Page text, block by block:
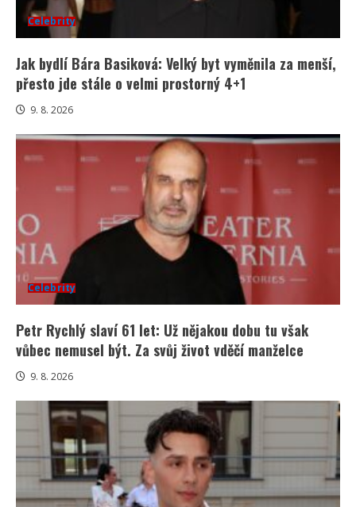
Celebrity
Jak bydlí Bára Basiková: Velký byt vyměnila za menší,
přesto jde stále o velmi prostorný 4+1
9. 8. 2026
Celebrity
Petr Rychlý slaví 61 let: Už nějakou dobu tu však
vůbec nemusel být. Za svůj život vděčí manželce
9. 8. 2026